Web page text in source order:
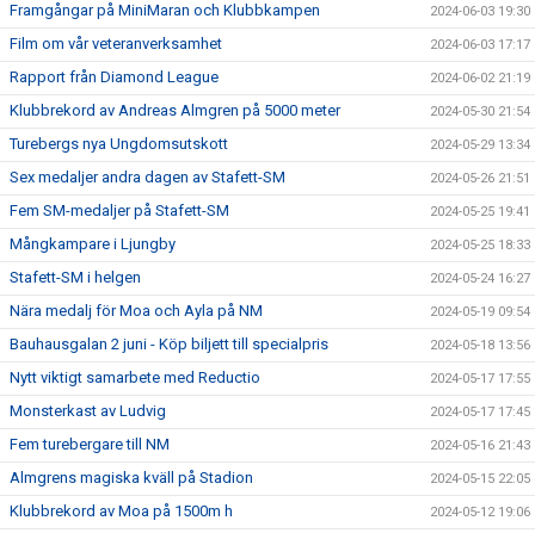
Framgångar på MiniMaran och Klubbkampen 2024-06-03 19:30
Film om vår veteranverksamhet 2024-06-03 17:17
Rapport från Diamond League 2024-06-02 21:19
Klubbrekord av Andreas Almgren på 5000 meter 2024-05-30 21:54
Turebergs nya Ungdomsutskott 2024-05-29 13:34
Sex medaljer andra dagen av Stafett-SM 2024-05-26 21:51
Fem SM-medaljer på Stafett-SM 2024-05-25 19:41
Mångkampare i Ljungby 2024-05-25 18:33
Stafett-SM i helgen 2024-05-24 16:27
Nära medalj för Moa och Ayla på NM 2024-05-19 09:54
Bauhausgalan 2 juni - Köp biljett till specialpris 2024-05-18 13:56
Nytt viktigt samarbete med Reductio 2024-05-17 17:55
Monsterkast av Ludvig 2024-05-17 17:45
Fem turebergare till NM 2024-05-16 21:43
Almgrens magiska kväll på Stadion 2024-05-15 22:05
Klubbrekord av Moa på 1500m h 2024-05-12 19:06